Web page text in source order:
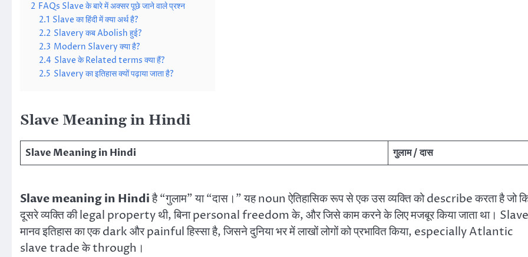
2 FAQs Slave के बारे में अक्सर पूछे जाने वाले प्रश्न
2.1 Slave का हिंदी में क्या अर्थ है?
2.2 Slavery कब Abolish हुई?
2.3 Modern Slavery क्या है?
2.4 Slave के Related terms क्या हैं?
2.5 Slavery का इतिहास क्यों पढ़ाया जाता है?
Slave Meaning in Hindi
Slave Meaning in Hindi गुलाम / दास
Slave meaning in Hindiहै “गुलाम” या “दास।” यह noun ऐतिहासिक रूप से एक उस व्यक्ति को describe करता है जो
दूसरे व्यक्ति की legal property थी, बिना personal freedom के, और जिसे काम करने के लिए मजबूर किया जाता था।
मानव इतिहास का एक dark और painful हिस्सा है, जिसने दुनिया भर में लाखों लोगों को प्रभावित किया, especially Atlantic
slave trade के through।